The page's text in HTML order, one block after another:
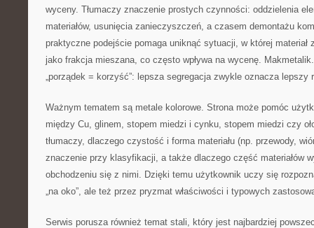
wyceny. Tłumaczy znaczenie prostych czynności: oddzielenia
materiałów, usunięcia zanieczyszczeń, a czasem demontażu
praktyczne podejście pomaga uniknąć sytuacji, w której materiał
jako frakcja mieszana, co często wpływa na wycenę.
„porządek = korzyść”: lepsza segregacja zwykle oznacza lepszy
Ważnym tematem są metale kolorowe. Strona może pomóc
między Cu, glinem, stopem miedzi i cynku, stopem miedzi czy
tłumaczy, dlaczego czystość i forma materiału (np. przewody,
znaczenie przy klasyfikacji, a także dlaczego część materiałów
obchodzeniu się z nimi. Dzięki temu użytkownik uczy się
„na oko”, ale też przez pryzmat właściwości i typowych
Serwis porusza również temat stali, który jest najbardziej